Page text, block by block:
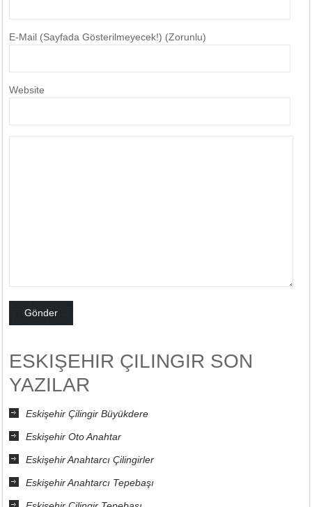
E-Mail (Sayfada Gösterilmeyecek!) (Zorunlu)
Website
ESKIŞEHIR ÇILINGIR SON
YAZILAR
Eskişehir Çilingir Büyükdere
Eskişehir Oto Anahtar
Eskişehir Anahtarcı Çilingirler
Eskişehir Anahtarcı Tepebaşı